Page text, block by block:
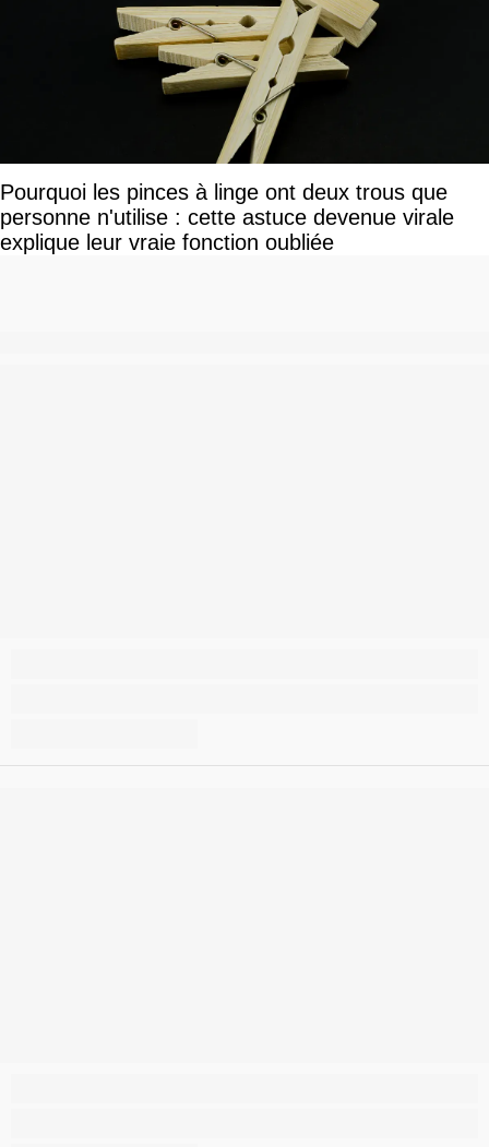
Pourquoi les pinces à linge ont deux trous que
personne n'utilise : cette astuce devenue virale
explique leur vraie fonction oubliée